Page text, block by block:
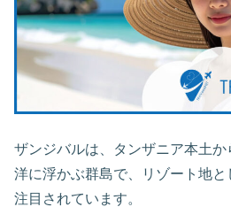
ザンジバルは、タンザニア本土
洋に浮かぶ群島で、リゾート地
注目されています。